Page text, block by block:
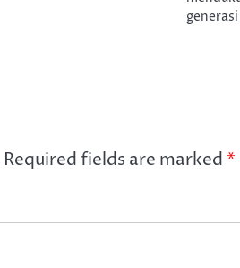
Required fields are marked *